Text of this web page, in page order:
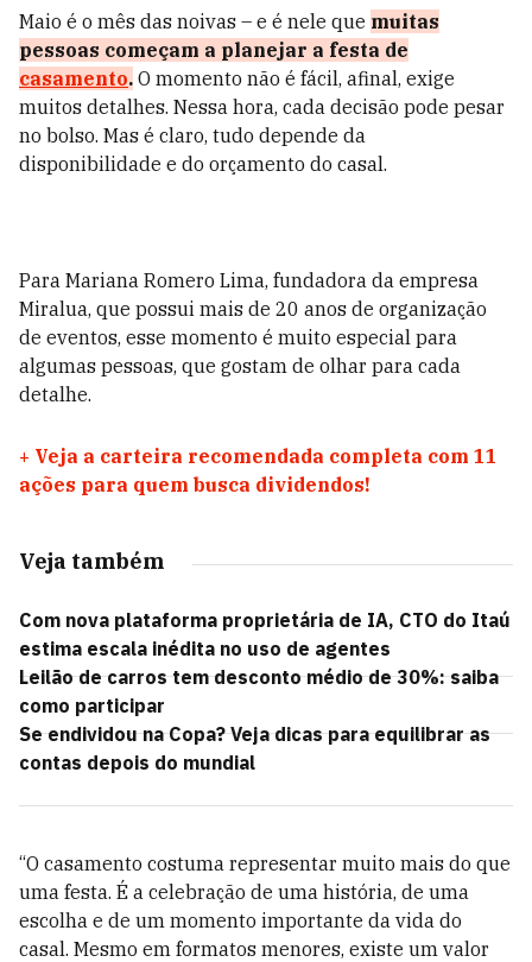
Maio é o mês das noivas – e é nele que muitas
pessoas começam a planejar a festa de
casamento. O momento não é fácil, afinal, exige
muitos detalhes. Nessa hora, cada decisão pode pesar
no bolso. Mas é claro, tudo depende da
disponibilidade e do orçamento do casal.
Para Mariana Romero Lima, fundadora da empresa
Miralua, que possui mais de 20 anos de organização
de eventos, esse momento é muito especial para
algumas pessoas, que gostam de olhar para cada
detalhe.
+ Veja a carteira recomendada completa com 11
ações para quem busca dividendos!
Veja também
Com nova plataforma proprietária de IA, CTO do Itaú
estima escala inédita no uso de agentes
Leilão de carros tem desconto médio de 30%: saiba
como participar
Se endividou na Copa? Veja dicas para equilibrar as
contas depois do mundial
“O casamento costuma representar muito mais do que
uma festa. É a celebração de uma história, de uma
escolha e de um momento importante da vida do
casal. Mesmo em formatos menores, existe um valor